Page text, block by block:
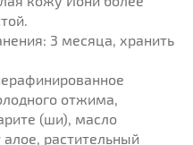
3 месяца, хранить
отжима,
(ши), масло
растительный